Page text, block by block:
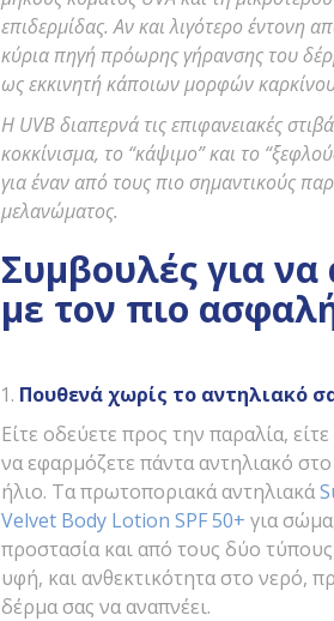
επιδερμίδας. Αν και λιγότερο έντονη
κύρια πηγή πρόωρης γήρανσης του
ως εκκινητή κάποιων μορφών
Η UVBδιαπερνά τις επιφανειακές
κοκκίνισμα, το “κάψιμο” και το
για έναν από τους πιο σημαντικούς
μελανώματος.
Συμβουλές για
με τον πιο
Πουθενά χωρίς το αντηλιακό
Είτε οδεύετε προς την παραλία,
να εφαρμόζετε πάντα αντηλιακό
ήλιο. Τα πρωτοποριακά αντηλιακά
Velvet Body Lotion SPF 50+ για
προστασία και από τους δύο
υφή, και ανθεκτικότητα στο νερό,
δέρμα σας να αναπνέει.